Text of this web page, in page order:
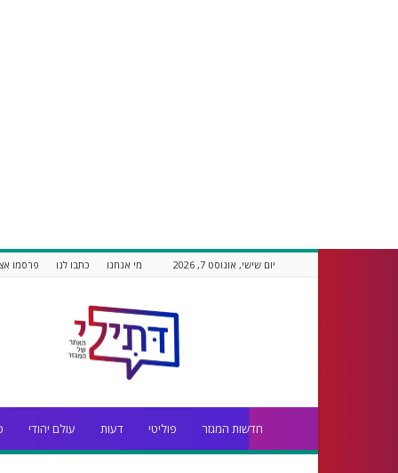
יום שישי, אוגוסט 7, 2026 מי אנחנו כתבו לנו פרסמו
חדשות המגזר פוליטי דעות עולם יהודי